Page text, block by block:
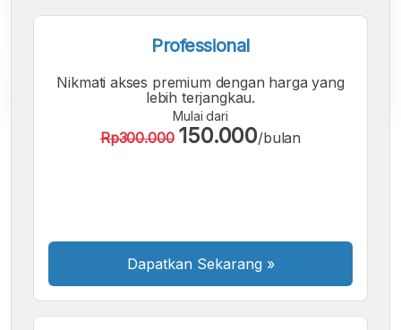
A A A
Professional
Nikmati akses premium dengan harga yang
lebih terjangkau.
Mulai dari
Rp300.000 150.000/bulan
Dapatkan Sekarang »